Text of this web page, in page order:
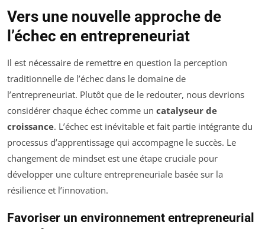
Vers une nouvelle approche de
l’échec en entrepreneuriat
Il est nécessaire de remettre en question la perception
traditionnelle de l’échec dans le domaine de
l’entrepreneuriat. Plutôt que de le redouter, nous devrions
considérer chaque échec comme un catalyseur de
croissance. L’échec est inévitable et fait partie intégrante du
processus d’apprentissage qui accompagne le succès. Le
changement de mindset est une étape cruciale pour
développer une culture entrepreneuriale basée sur la
résilience et l’innovation.
Favoriser un environnement entrepreneurial